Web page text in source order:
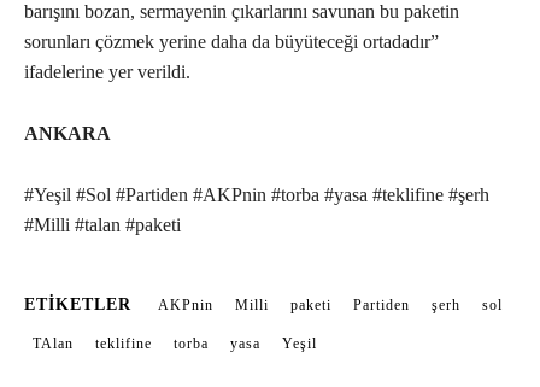
barışını bozan, sermayenin çıkarlarını savunan bu paketin
sorunları çözmek yerine daha da büyüteceği ortadadır”
ifadelerine yer verildi.
ANKARA
#Yeşil #Sol #Partiden #AKPnin #torba #yasa #teklifine #şerh
#Milli #talan #paketi
ETIKETLER AKPnin Milli paketi Partiden şerh sol
TAlan teklifine torba yasa Yeşil